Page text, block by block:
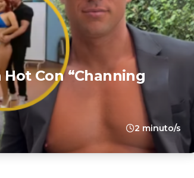
Con “Channing
2 minuto/s